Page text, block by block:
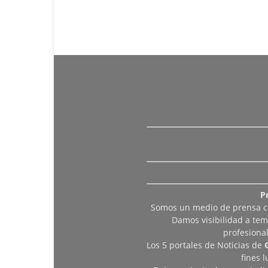
Somos un medio de prensa
Damos visibilidad a
Los 5 portales de Noticias de
fines